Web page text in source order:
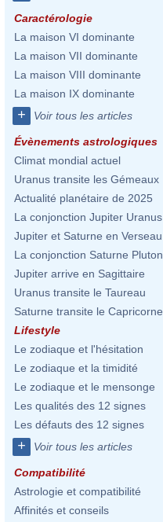
Caractérologie
La maison VI dominante
La maison VII dominante
La maison VIII dominante
La maison IX dominante
+ Voir tous les articles
Évènements astrologiques
Climat mondial actuel
Uranus transite les Gémeaux
Actualité planétaire de 2025
La conjonction Jupiter Uranus
Jupiter et Saturne en Verseau
La conjonction Saturne Pluton
Jupiter arrive en Sagittaire
Uranus transite le Taureau
Saturne transite le Capricorne
Lifestyle
Le zodiaque et l'hésitation
Le zodiaque et la timidité
Le zodiaque et le mensonge
Les qualités des 12 signes
Les défauts des 12 signes
+ Voir tous les articles
Compatibilité
Astrologie et compatibilité
Affinités et conseils